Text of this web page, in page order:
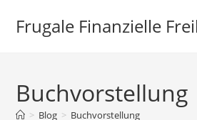
InhaltFrugale Finanzielle
Buchvorstellung
> Blog > Buchvorstellung